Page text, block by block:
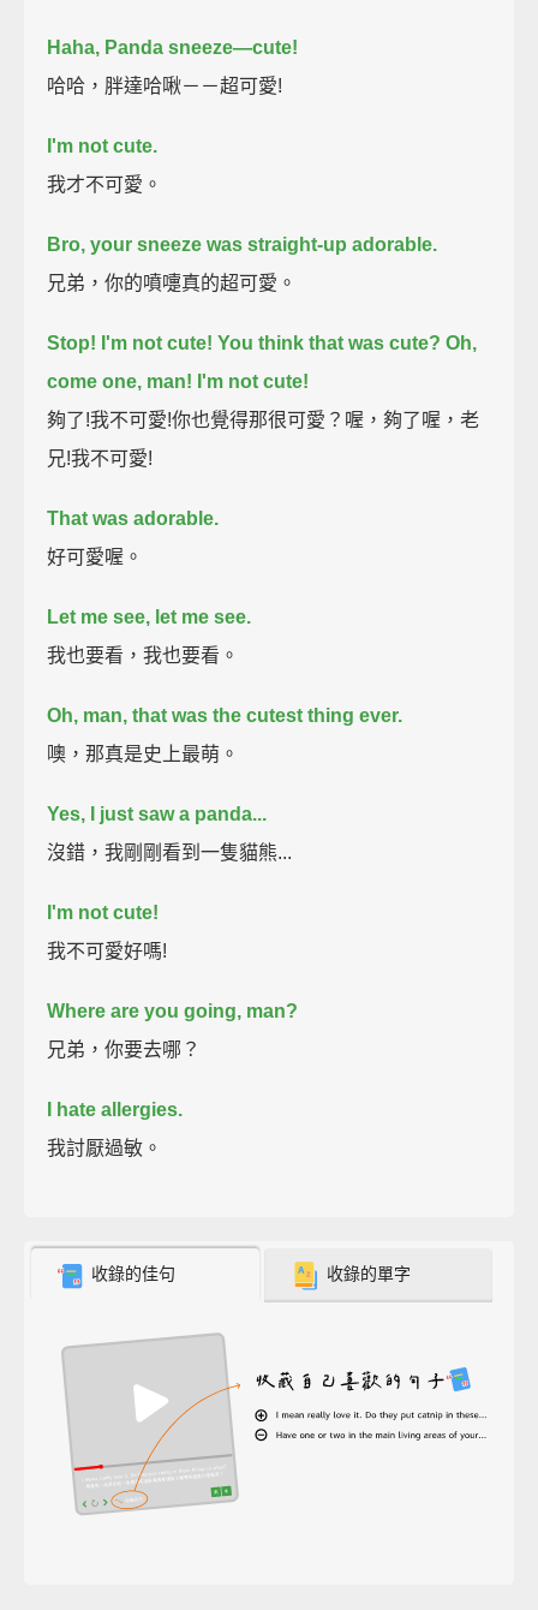
Haha, Panda sneeze—cute!
哈哈，胖達哈啾－－超可愛!
I'm not cute.
我才不可愛。
Bro, your sneeze was straight-up adorable.
兄弟，你的噴嚏真的超可愛。
Stop! I'm not cute! You think that was cute? Oh,
come one, man! I'm not cute!
夠了!我不可愛!你也覺得那很可愛？喔，夠了喔，老
兄!我不可愛!
That was adorable.
好可愛喔。
Let me see, let me see.
我也要看，我也要看。
Oh, man, that was the cutest thing ever.
噢，那真是史上最萌。
Yes, I just saw a panda...
沒錯，我剛剛看到一隻貓熊...
I'm not cute!
我不可愛好嗎!
Where are you going, man?
兄弟，你要去哪？
I hate allergies.
我討厭過敏。
收錄的佳句 收錄的單字